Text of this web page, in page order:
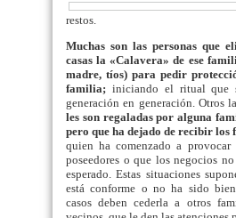
restos.
Muchas son las personas que
casas la «Calavera» de ese
madre, tíos) para pedir
familia; iniciando el ritual que
generación en generación. Otros
les son regaladas por alguna
pero que ha dejado de recibir los
quien ha comenzado a provocar
poseedores o que los negocios
esperado. Estas situaciones
está conforme o no ha sido
casos deben cederla a otros